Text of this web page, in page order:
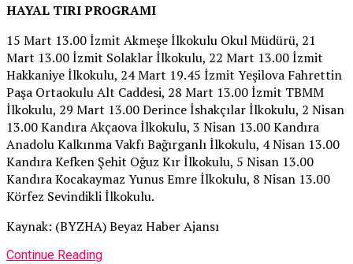
HAYAL TIRI PROGRAMI
15 Mart 13.00 İzmit Akmeşe İlkokulu Okul Müdürü, 21
Mart 13.00 İzmit Solaklar İlkokulu, 22 Mart 13.00 İzmit
Hakkaniye İlkokulu, 24 Mart 19.45 İzmit Yeşilova Fahrettin
Paşa Ortaokulu Alt Caddesi, 28 Mart 13.00 İzmit TBMM
İlkokulu, 29 Mart 13.00 Derince İshakçılar İlkokulu, 2 Nisan
13.00 Kandıra Akçaova İlkokulu, 3 Nisan 13.00 Kandıra
Anadolu Kalkınma Vakfı Bağırganlı İlkokulu, 4 Nisan 13.00
Kandıra Kefken Şehit Oğuz Kır İlkokulu, 5 Nisan 13.00
Kandıra Kocakaymaz Yunus Emre İlkokulu, 8 Nisan 13.00
Körfez Sevindikli İlkokulu.
Kaynak: (BYZHA) Beyaz Haber Ajansı
Continue Reading